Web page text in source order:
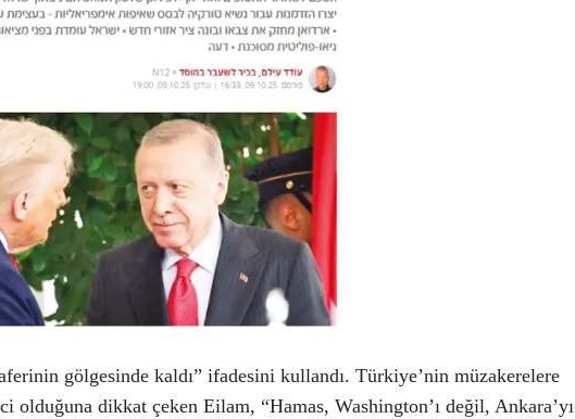
gölgesinde kaldı” ifadesini kullandı. Türkiye’nin müzakerelere
olduğuna dikkat çeken Eilam, “Hamas, Washington’ı değil, Ankara’yı